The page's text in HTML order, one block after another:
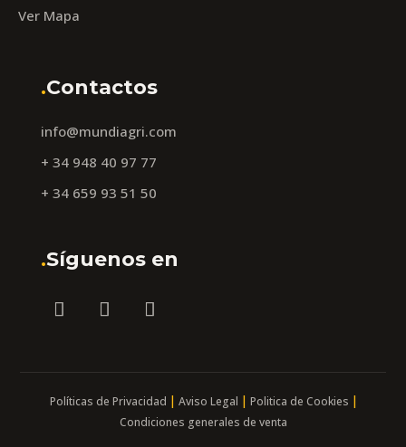
Ver Mapa
.Contactos
info@mundiagri.com
+ 34 948 40 97 77
+ 34 659 93 51 50
.Síguenos en
Políticas de Privacidad | Aviso Legal | Politica de Cookies |
Condiciones generales de venta